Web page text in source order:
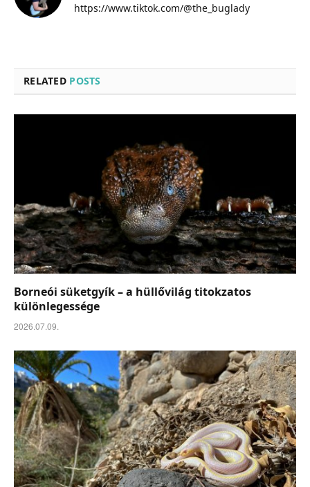
https://www.tiktok.com/@the_buglady
RELATED POSTS
Borneói süketgyík – a hüllővilág titokzatos
különlegessége
2026.07.09.